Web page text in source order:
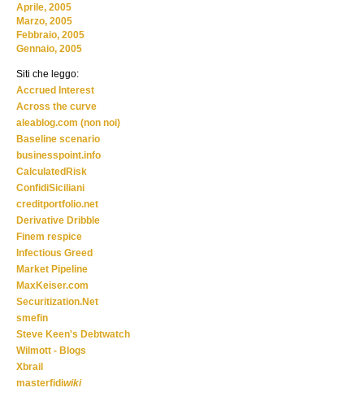
Aprile, 2005
Marzo, 2005
Febbraio, 2005
Gennaio, 2005
Siti che leggo:
Accrued Interest
Across the curve
aleablog.com (non noi)
Baseline scenario
businesspoint.info
CalculatedRisk
ConfidiSiciliani
creditportfolio.net
Derivative Dribble
Finem respice
Infectious Greed
Market Pipeline
MaxKeiser.com
Securitization.Net
smefin
Steve Keen's Debtwatch
Wilmott - Blogs
Xbrail
masterfidiwiki